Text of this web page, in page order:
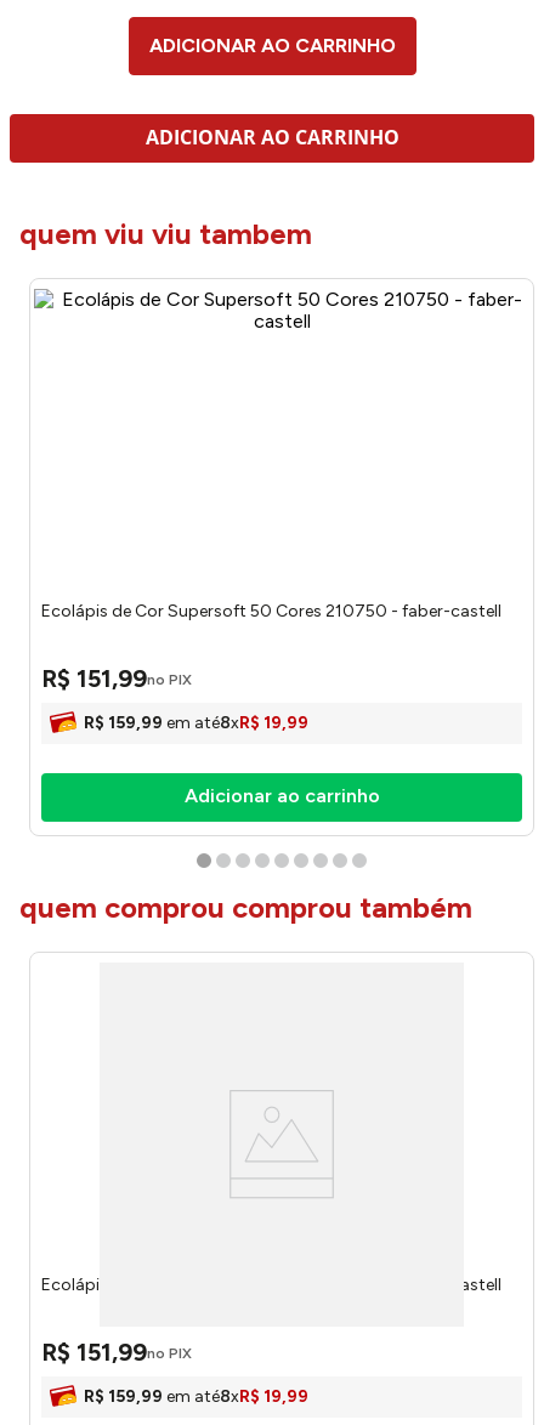
ADICIONAR AO CARRINHO
ADICIONAR AO CARRINHO
quem viu viu tambem
Ecolápis de Cor Supersoft 50 Cores 210750 - faber-castell
R$ 151,99no PIX
R$ 159,99 em até8xR$ 19,99
Adicionar ao carrinho
quem comprou comprou também
Ecolápis de Cor Supersoft 50 Cores 210750 - faber-castell
R$ 151,99no PIX
R$ 159,99 em até8xR$ 19,99